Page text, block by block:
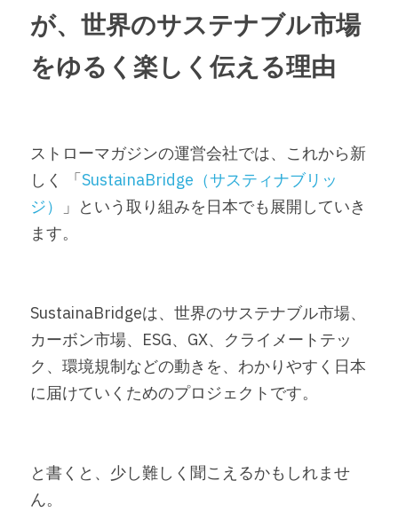
が、世界のサステナブル市場
をゆるく楽しく伝える理由
ストローマガジンの運営会社では、これから新
しく 「SustainaBridge（サスティナブリッ
ジ）
」という取り組みを日本でも展開していき
ます。
SustainaBridgeは、世界のサステナブル市場、
カーボン市場、ESG、GX、クライメートテッ
ク、環境規制などの動きを、わかりやすく日本
に届けていくためのプロジェクトです。
と書くと、少し難しく聞こえるかもしれませ
ん。